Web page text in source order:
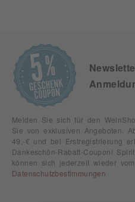
Melden Sie sich für den
Sie von exklusiven Angeboten.
49,-€ und bei Erstregistrierung
Dankeschön-Rabatt-Coupon!
können sich jederzeit wieder vom
Datenschutzbestimmungen